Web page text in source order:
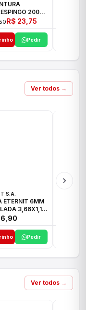
2003
03 PCS
R$ 23,75
Pedir
Ver todos →
S.A.
ETERNIT 6MM
3,66X1,10
Pedir
Ver todos →